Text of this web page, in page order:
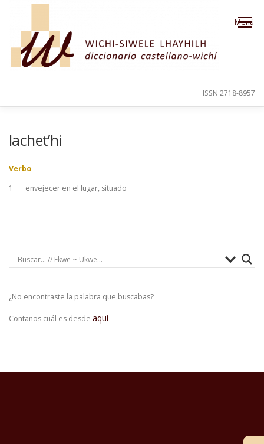
Saltar al contenido
Menú
ORDEN ALFABÉTICO
ISSN 2718-8957
lachet’hi
Verbo
1
envejecer en el lugar, situado
¿No encontraste la palabra que buscabas?
Contanos cuál es desde aquí